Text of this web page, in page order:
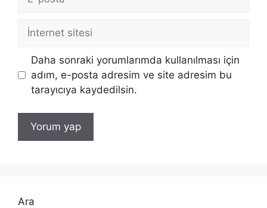
posta
İnternet
Daha sonraki yorumlarımda kullanılması için
adım, e-posta adresim ve site adresim bu
tarayıcıya kaydedilsin.
Ara